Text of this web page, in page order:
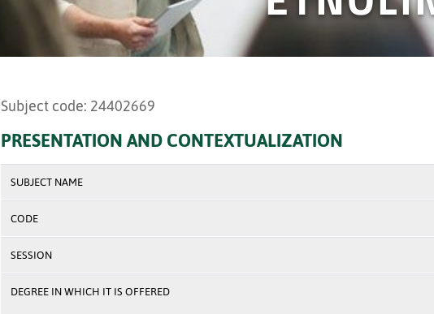
Subject code: 24402669
PRESENTATION AND CONTEXTUALIZATION
SUBJECT NAME
CODE
SESSION
DEGREE IN WHICH IT IS OFFERED